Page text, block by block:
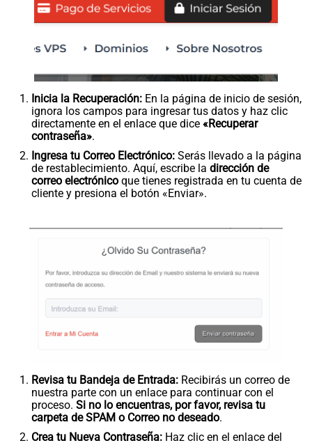
Inicia la Recuperación: En la página de inicio de sesión,
ignora los campos para ingresar tus datos y haz clic
directamente en el enlace que dice «Recuperar
contraseña».
Ingresa tu Correo Electrónico: Serás llevado a la página
de restablecimiento. Aquí, escribe la dirección de
correo electrónico que tienes registrada en tu cuenta de
cliente y presiona el botón «Enviar».
Revisa tu Bandeja de Entrada: Recibirás un correo de
nuestra parte con un enlace para continuar con el
proceso. Si no lo encuentras, por favor, revisa tu
carpeta de SPAM o Correo no deseado.
Crea tu Nueva Contraseña: Haz clic en el enlace del